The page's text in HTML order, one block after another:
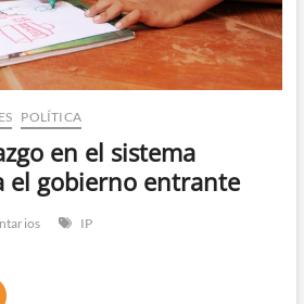
POLÍTICA
en el sistema
el gobierno entrante
IP